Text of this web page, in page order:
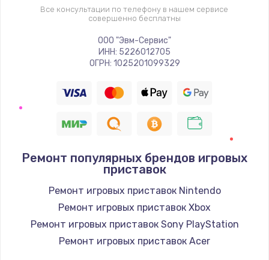
Все консультации по телефону в нашем сервисе
совершенно бесплатны
ООО "Эвм-Сервис"
ИНН: 5226012705
ОГРН: 1025201099329
Ремонт популярных брендов игровых
приставок
Ремонт игровых приставок Nintendo
Ремонт игровых приставок Xbox
Ремонт игровых приставок Sony PlayStation
Ремонт игровых приставок Acer